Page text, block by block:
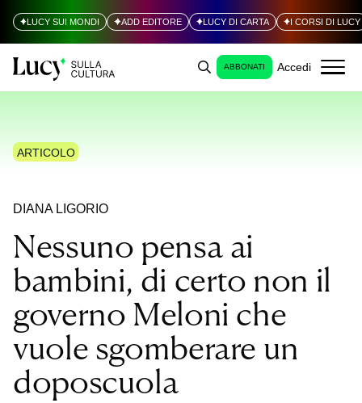
LUCY SUI MONDI ADD EDITORE LUCY DI CARTA I CORSI DI LUCY
ABBONATI Accedi
ARTICOLO
DIANA LIGORIO
Nessuno pensa ai
bambini, di certo non il
governo Meloni che
vuole sgomberare un
doposcuola